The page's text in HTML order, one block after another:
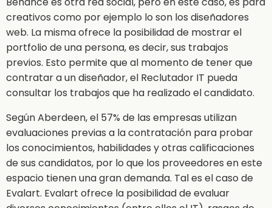
creativos como por ejemplo lo son los diseñadores
web. La misma ofrece la posibilidad de mostrar el
portfolio de una persona, es decir, sus trabajos
previos. Esto permite que al momento de tener que
contratar a un diseñador, el Reclutador IT pueda
consultar los trabajos que ha realizado el candidato.
Según Aberdeen, el 57% de las empresas utilizan
evaluaciones previas a la contratación para probar
los conocimientos, habilidades y otras calificaciones
de sus candidatos, por lo que los proveedores en este
espacio tienen una gran demanda. Tal es el caso de
Evalart. Evalart ofrece la posibilidad de evaluar